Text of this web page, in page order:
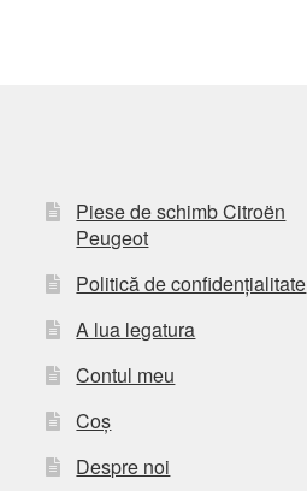
Piese de schimb Citroën
Peugeot
Politică de confidențialitate
A lua legatura
Contul meu
Coș
Despre noi